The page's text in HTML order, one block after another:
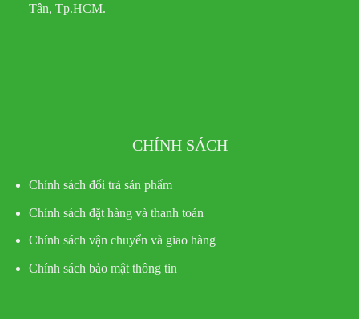
Tân, Tp.HCM.
CHÍNH SÁCH
Chính sách đổi trả sản phẩm
Chính sách đặt hàng và thanh toán
Chính sách vận chuyển và giao hàng
Chính sách bảo mật thông tin